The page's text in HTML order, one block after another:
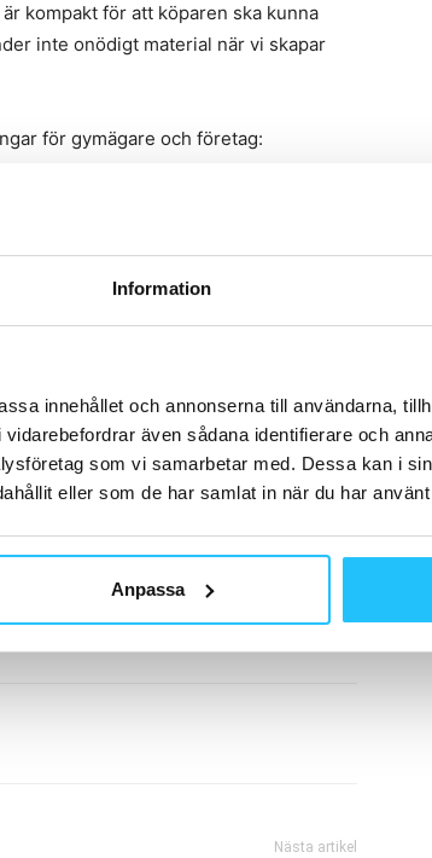
Information
innehållet och annonserna till användarna,
även sådana identifierare och
som vi samarbetar med. Dessa kan i
eller som de har samlat in när du har
Anpassa
kompakt för att köparen ska kunna
inte onödigt material när vi skapar
för gymägare och företag:
Linda Sotkasiira
behov så gör
något nytt
som ska
är speciellt för
första
Nästa artikel